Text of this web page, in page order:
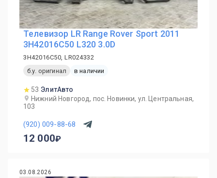
Телевизор LR Range Rover Sport 2011
3H42016C50 L320 3.0D
3H42016C50, LR024332
б.у. оригинал
в наличии
53 ЭлитАвто
Нижний Новгород, пос. Новинки, ул. Центральная,
103
(920) 009-88-68
12 000
03.08.2026